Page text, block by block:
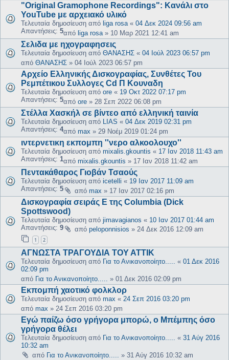
"Original Gramophone Recordings": Κανάλι στο
YouTube με αρχειακό υλικό
Τελευταία δημοσίευση από liga rosa « 04 Δεκ 2024 09:56 am
Απαντήσεις: 5από liga rosa » 10 Μαρ 2021 12:41 am
Σελιδα με ηχογραφησεις
Τελευταία δημοσίευση από ΘΑΝΑΣΗΣ « 04 Ιούλ 2023 06:57 pm
από ΘΑΝΑΣΗΣ » 04 Ιούλ 2023 06:57 pm
Αρχείο Ελληνικής Δισκογραφίας, Συνθέτες Του
Ρεμπέτικου Συλλογες Cd Π Κουναδη
Τελευταία δημοσίευση από ore « 19 Οκτ 2022 07:17 pm
Απαντήσεις: 5από ore » 28 Σεπ 2022 06:08 pm
Στέλλα Χασκήλ σε βίντεο από ελληνική ταινία
Τελευταία δημοσίευση από LIAS « 04 Δεκ 2019 02:31 pm
Απαντήσεις: 4από max » 29 Νοέμ 2019 01:24 pm
ιντερνετικη εκπομπη ''νερο αλκοολουχο''
Τελευταία δημοσίευση από mixalis.gkountis « 17 Ιαν 2018 11:43 am
Απαντήσεις: 1από mixalis.gkountis » 17 Ιαν 2018 11:42 am
Πεντακάθαρος Γιοβάν Τσαούς
Τελευταία δημοσίευση από icetelli « 19 Ιαν 2017 11:09 am
Απαντήσεις: 5 από max » 17 Ιαν 2017 02:16 pm
Δισκογραφία σειράς Ε της Columbia (Dick
Spottswood)
Τελευταία δημοσίευση από jimavagianos « 10 Ιαν 2017 01:44 am
Απαντήσεις: 9 από peloponnisios » 24 Δεκ 2016 12:09 am
1 2
ΑΓΝΩΣΤΑ ΤΡΑΓΟΥΔΙΑ ΤΟΥ ΑΤΤΙΚ
Τελευταία δημοσίευση από Για το Ανικανοποίητο..... « 01 Δεκ 2016
02:09 pm
από Για το Ανικανοποίητο..... » 01 Δεκ 2016 02:09 pm
Εκπομπή χαοτικό φολκλορ
Τελευταία δημοσίευση από max « 24 Σεπ 2016 03:20 pm
από max » 24 Σεπ 2016 03:20 pm
Εγώ παίζω όσο γρήγορα μπορώ, ο Μπέμπης όσο
γρήγορα θέλει
Τελευταία δημοσίευση από Για το Ανικανοποίητο..... « 31 Αύγ 2016
10:32 am
από Για το Ανικανοποίητο..... » 31 Αύγ 2016 10:32 am